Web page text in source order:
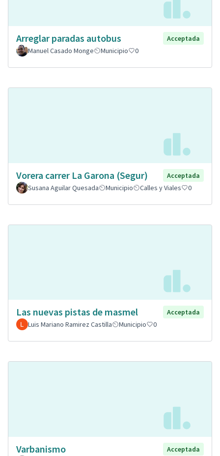
Arreglar paradas autobus
Acceptada
Manuel Casado Monge
Municipio 0
Vorera carrer La Garona (Segur)
Acceptada
Susana Aguilar Quesada
Municipio Calles y Viales 0
Las nuevas pistas de masmel
Acceptada
Luis Mariano Ramirez Castilla
Municipio 0
Varbanismo Acceptada